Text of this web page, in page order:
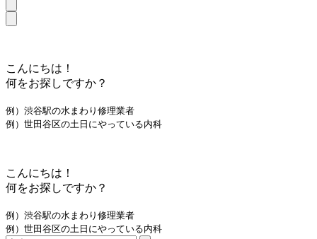
こんにちは！
何をお探しですか？
例）渋谷駅の水まわり修理業者
例）世田谷区の土日にやっている内科
こんにちは！
何をお探しですか？
例）渋谷駅の水まわり修理業者
例）世田谷区の土日にやっている内科